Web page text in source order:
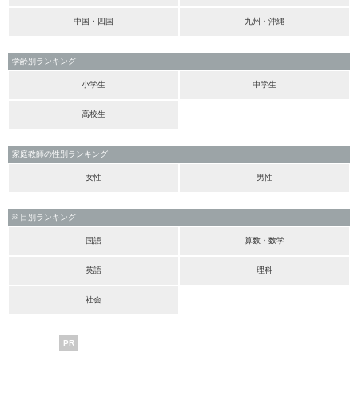
中国・四国 九州・沖縄
学齢別ランキング
小学生 中学生
高校生
家庭教師の性別ランキング
女性 男性
科目別ランキング
国語 算数・数学
英語 理科
社会
PR